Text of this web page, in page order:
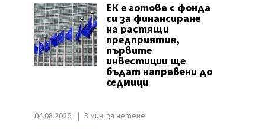
ЕК е готова с фонда
си за финансиране
на растящи
предприятия,
първите
инвестиции ще
бъдат направени до
седмици
04.08.2026 3 мин. за четене